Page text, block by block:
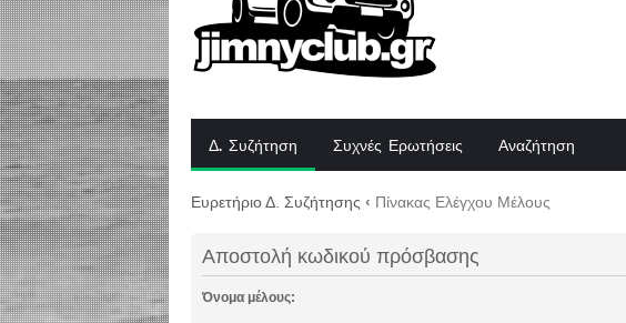
Δ. Συζήτηση Συχνές Ερωτήσεις Αναζήτηση
Ευρετήριο Δ. Συζήτησης ‹ Πίνακας Ελέγχου Μέλους
Αποστολή κωδικού πρόσβασης
Όνομα μέλους: